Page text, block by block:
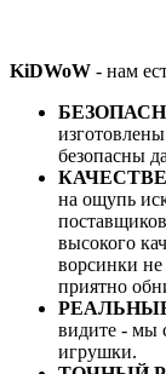
KiDWoW - нам
безопасны
на ощупь
высокого
ворсинки
приятно
видите - мы
игрушки.